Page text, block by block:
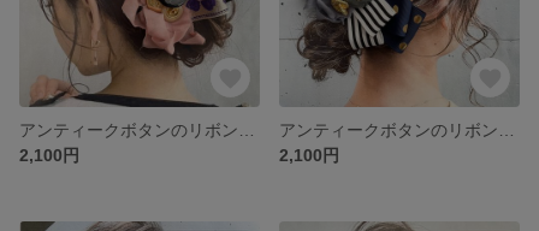
2,100円
2,100円